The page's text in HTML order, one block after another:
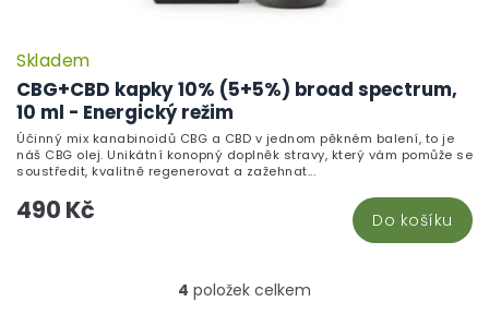
CBG+CBD kapky 10% (5+5%) broad spectrum,
10 ml - Energický režim
Skladem
490 Kč Do košíku
Účinný mix kanabinoidů CBG a CBD v jednom pěkném balení, to je
náš CBG olej. Unikátní konopný doplněk stravy, který vám pomůže se
soustředit, kvalitně regenerovat a zažehnat...
O
4 položek celkem